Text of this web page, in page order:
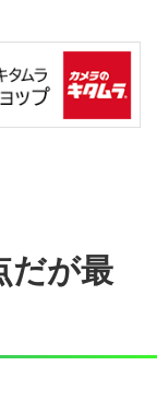
だが最